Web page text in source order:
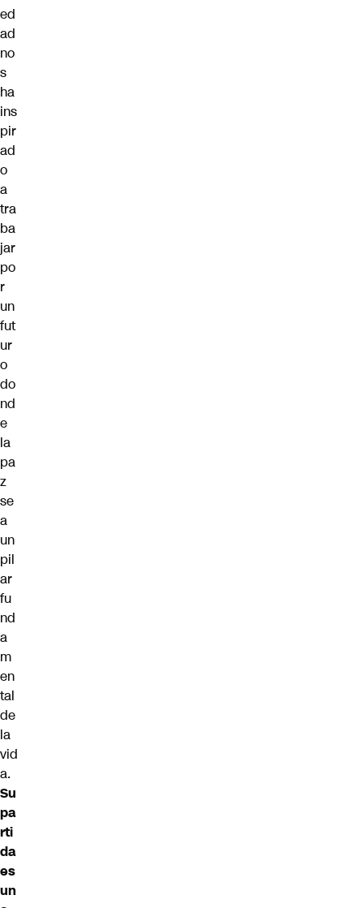
ed
ad
no
s
ha
ins
pir
ad
o
a
tra
ba
jar
po
r
un
fut
ur
o
do
nd
e
la
pa
z
se
a
un
pil
ar
fu
nd
a
m
en
tal
de
la
vid
a.
Su
pa
rti
da
es
un